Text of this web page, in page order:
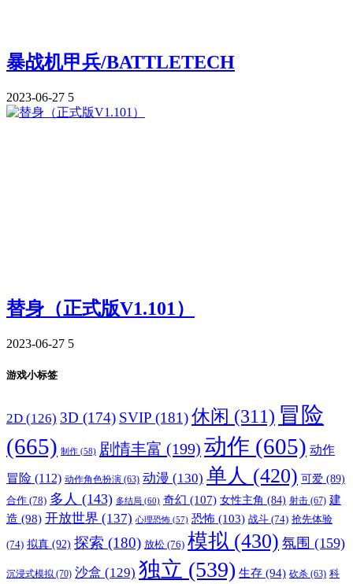
暴战机甲兵/BATTLETECH
2023-06-27 5
替身（正式版V1.101）
2023-06-27 5
游戏小标签
2D (126) 3D (174) SVIP (181)休闲 (311) 冒险
(665) 制作 (58) 剧情丰富 (199) 动作 (605) 动作
冒险 (112) 动作角色扮演 (63) 动漫 (130) 单人 (420) 可爱 (89)
合作 (78) 多人 (143) 多结局 (60) 奇幻 (107) 女性主角 (84) 射击 (67) 建
造 (98) 开放世界 (137) 心理恐怖 (57) 恐怖 (103) 战斗 (74) 抢先体验
(74) 拟真 (92) 探索 (180) 放松 (76) 模拟 (430) 氛围 (159)
沉浸式模拟 (70) 沙盒 (129) 独立 (539) 生存 (94) 砍杀 (63) 科